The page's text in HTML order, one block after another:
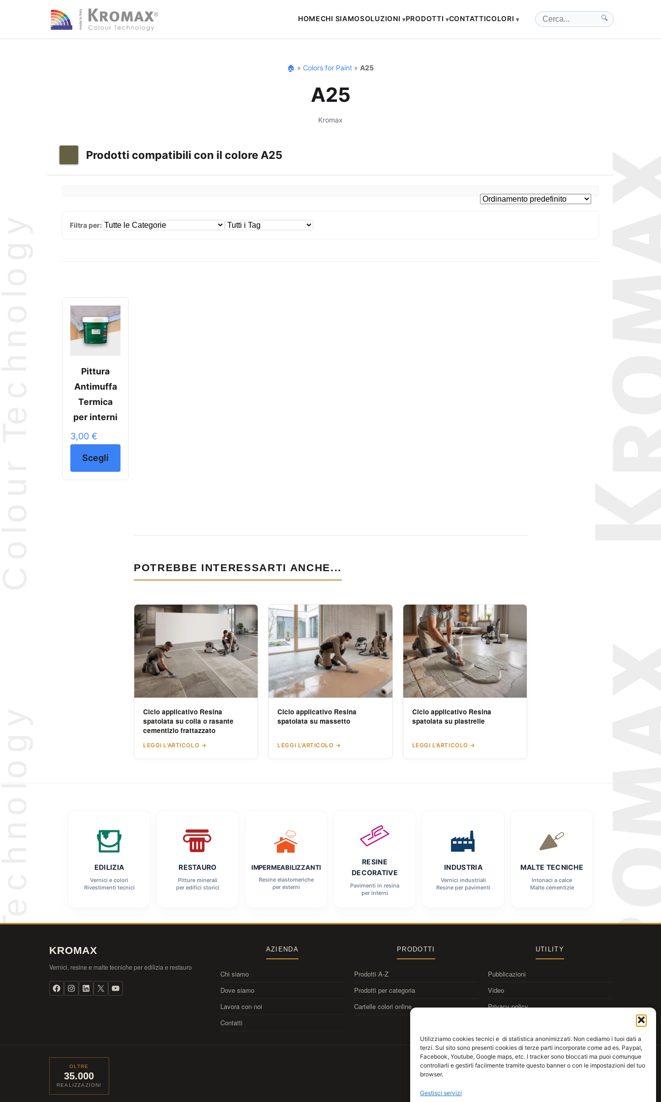
Utilizziamo cookies tecnici e di statistica anonimizzati. Non cediamo i tuoi dati a
terzi. Sul sito sono presenti cookies di terze parti incorporate come ad es. Paypal,
Facebook, Youtube, Google maps, etc. I tracker sono bloccati ma puoi comunque
controllarli e gestirli facilmente tramite questo banner o con le impostazioni del tuo
browser.
Gestisci servizi
HOMECHI SIAMOSOLUZIONI PRODOTTI CONTATTICOLORI 🔍
🏠 » Colors for Paint » A25
A25
Kromax
Prodotti compatibili con il colore A25
Filtra per:
Pittura
Antimuffa
Termica
per interni
3,00 €
Scegli
POTREBBE INTERESSARTI ANCHE...
Ciclo applicativo Resina
spatolata su colla o rasante
cementizio frattazzato
LEGGI L'ARTICOLO →
Ciclo applicativo Resina
spatolata su massetto
LEGGI L'ARTICOLO →
Ciclo applicativo Resina
spatolata su piastrelle
LEGGI L'ARTICOLO →
EDILIZIA
Vernici e colori
Rivestimenti tecnici
RESTAURO
Pitture minerali
per edifici storici
IMPERMEABILIZZANTI
Resine elastomeriche
per esterni
RESINE
DECORATIVE
Pavimenti in resina
per interni
INDUSTRIA
Vernici industriali
Resine per pavimenti
MALTE TECNICHE
Intonaci a calce
Malte cementizie
KROMAX
Vernici, resine e malte tecniche per edilizia e restauro
AZIENDA
Chi siamo
Dove siamo
Lavora con noi
Contatti
PRODOTTI
Prodotti A-Z
Prodotti per categoria
Cartelle colori online
UTILITY
Pubblicazioni
Video
Privacy policy
OLTRE
35.000
REALIZZAZIONI
Scarica Kromax AppDrawanteprima colori alle pareti